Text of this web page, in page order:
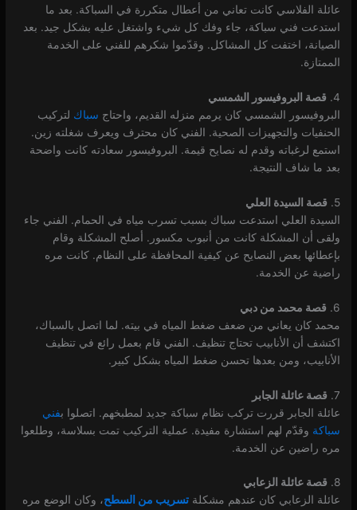
عائلة الفلاسي كانت تعاني من أعطال متكررة في السباكة. بعد ما
استدعت فني سباكة، جاء وفك كل شيء واشتغل عليه بشكل جيد. بعد
الصيانة، اختفت كل المشاكل. وقدّموا شكرهم للفني على الخدمة
الممتازة.
4. قصة البروفيسور الشمسي
البروفيسور الشمسي كان يرمم منزله القديم، واحتاج سباك لتركيب
الحنفيات والتجهيزات الصحية. الفني كان محترف ويعرف شغلته زين.
استمع لرغباته وقدم له نصايح قيمة. البروفيسور سعادته كانت واضحة
بعد ما شاف النتيجة.
5. قصة السيدة العلي
السيدة العلي استدعت سباك بسبب تسرب مياه في الحمام. الفني جاء
ولقى أن المشكلة كانت من أنبوب مكسور. أصلح المشكلة وقام
بإعطائها بعض النصايح عن كيفية المحافظة على النظام. كانت مره
راضية عن الخدمة.
6. قصة محمد من دبي
محمد كان يعاني من ضعف ضغط المياه في بيته. لما اتصل بالسباك،
اكتشف أن الأنابيب تحتاج تنظيف. الفني قام بعمل رائع في تنظيف
الأنابيب، ومن بعدها تحسن ضغط المياه بشكل كبير.
7. قصة عائلة الجابر
عائلة الجابر قررت تركب نظام سباكة جديد لمطبخهم. اتصلوا بفني
سباكة وقدّم لهم استشارة مفيدة. عملية التركيب تمت بسلاسة، وطلعوا
مره راضين عن الخدمة.
8. قصة عائلة الزعابي
عائلة الزعابي كان عندهم مشكلةتسريب من السطح، وكان الوضع مره